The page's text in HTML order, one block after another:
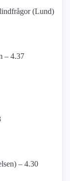
(Lund)
– 4.37
– 4.30